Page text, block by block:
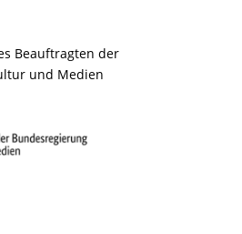
Beauftragten der
und Medien